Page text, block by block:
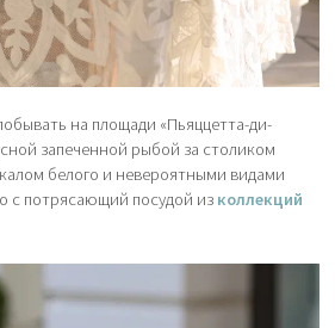
на площади «Пьяццетта-ди-
запеченной рыбой за столиком
белого и невероятными видами
с потрясающий посудой из коллекций